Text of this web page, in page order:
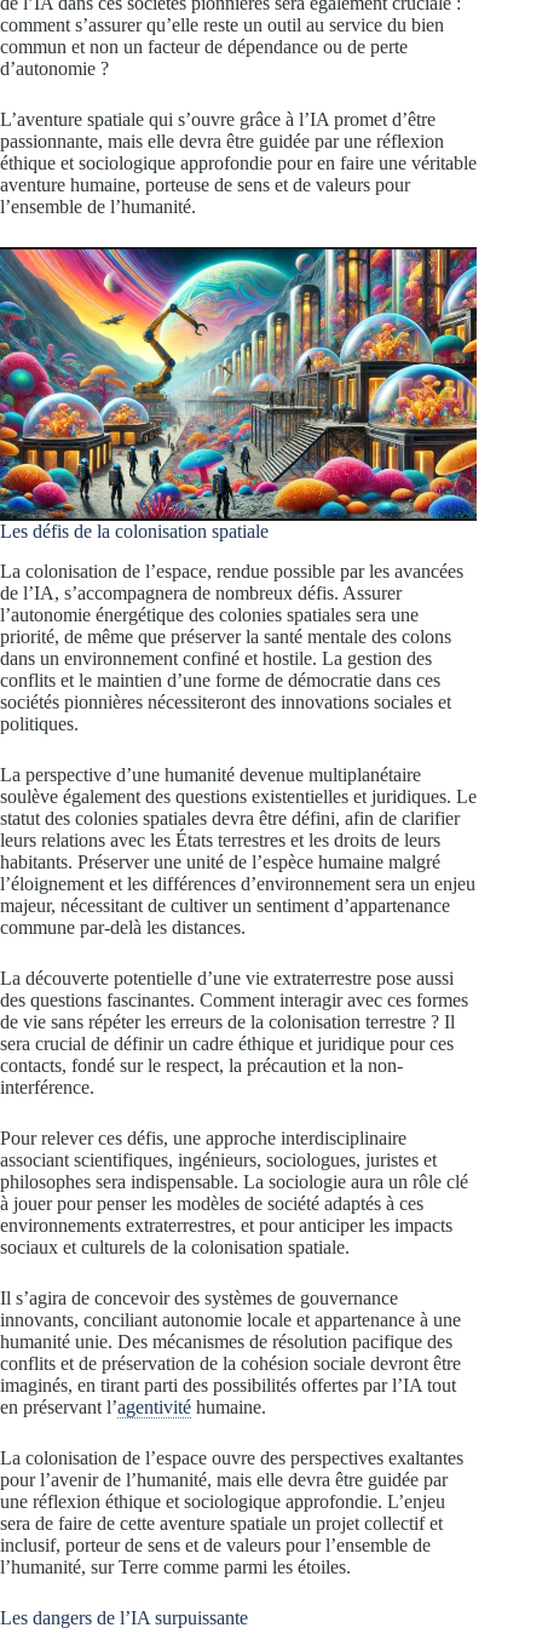
comment s’assurer qu’elle reste un outil au service du bien
commun et non un facteur de dépendance ou de perte
d’autonomie ?
L’aventure spatiale qui s’ouvre grâce à l’IA promet d’être
passionnante, mais elle devra être guidée par une réflexion
éthique et sociologique approfondie pour en faire une véritable
aventure humaine, porteuse de sens et de valeurs pour
l’ensemble de l’humanité.
Les défis de la colonisation spatiale
La colonisation de l’espace, rendue possible par les avancées
de l’IA, s’accompagnera de nombreux défis. Assurer
l’autonomie énergétique des colonies spatiales sera une
priorité, de même que préserver la santé mentale des colons
dans un environnement confiné et hostile. La gestion des
conflits et le maintien d’une forme de démocratie dans ces
sociétés pionnières nécessiteront des innovations sociales et
politiques.
La perspective d’une humanité devenue multiplanétaire
soulève également des questions existentielles et juridiques. Le
statut des colonies spatiales devra être défini, afin de clarifier
leurs relations avec les États terrestres et les droits de leurs
habitants. Préserver une unité de l’espèce humaine malgré
l’éloignement et les différences d’environnement sera un enjeu
majeur, nécessitant de cultiver un sentiment d’appartenance
commune par-delà les distances.
La découverte potentielle d’une vie extraterrestre pose aussi
des questions fascinantes. Comment interagir avec ces formes
de vie sans répéter les erreurs de la colonisation terrestre ? Il
sera crucial de définir un cadre éthique et juridique pour ces
contacts, fondé sur le respect, la précaution et la non-
interférence.
Pour relever ces défis, une approche interdisciplinaire
associant scientifiques, ingénieurs, sociologues, juristes et
philosophes sera indispensable. La sociologie aura un rôle clé
à jouer pour penser les modèles de société adaptés à ces
environnements extraterrestres, et pour anticiper les impacts
sociaux et culturels de la colonisation spatiale.
Il s’agira de concevoir des systèmes de gouvernance
innovants, conciliant autonomie locale et appartenance à une
humanité unie. Des mécanismes de résolution pacifique des
conflits et de préservation de la cohésion sociale devront être
imaginés, en tirant parti des possibilités offertes par l’IA tout
en préservant l’agentivité humaine.
La colonisation de l’espace ouvre des perspectives exaltantes
pour l’avenir de l’humanité, mais elle devra être guidée par
une réflexion éthique et sociologique approfondie. L’enjeu
sera de faire de cette aventure spatiale un projet collectif et
inclusif, porteur de sens et de valeurs pour l’ensemble de
l’humanité, sur Terre comme parmi les étoiles.
Les dangers de l’IA surpuissante